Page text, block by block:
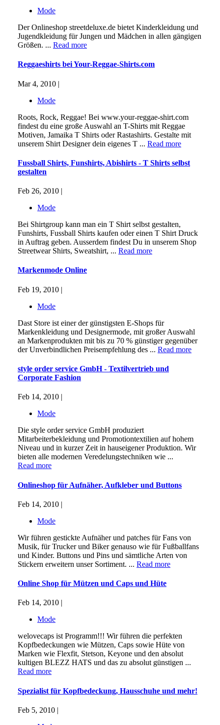
Mode
Der Onlineshop streetdeluxe.de bietet Kinderkleidung und
Jugendkleidung für Jungen und Mädchen in allen gängigen
Größen. ... Read more
Reggaeshirts bei Your-Reggae-Shirts.com
Mar 4, 2010 |
Mode
Roots, Rock, Reggae! Bei www.your-reggae-shirt.com
findest du eine große Auswahl an T-Shirts mit Reggae
Motiven, Jamaika T Shirts oder Rastashirts. Gestalte mit
unserem Shirt Designer dein eigenes T ... Read more
Fussball Shirts, Funshirts, Abishirts - T Shirts selbst
gestalten
Feb 26, 2010 |
Mode
Bei Shirtgroup kann man ein T Shirt selbst gestalten,
Funshirts, Fussball Shirts kaufen oder einen T Shirt Druck
in Auftrag geben. Ausserdem findest Du in unserem Shop
Streetwear Shirts, Sweatshirt, ... Read more
Markenmode Online
Feb 19, 2010 |
Mode
Dast Store ist einer der günstigsten E-Shops für
Markenkleidung und Designermode, mit großer Auswahl
an Markenprodukten mit bis zu 70 % günstiger gegenüber
der Unverbindlichen Preisempfehlung des ... Read more
style order service GmbH - Textilvertrieb und
Corporate Fashion
Feb 14, 2010 |
Mode
Die style order service GmbH produziert
Mitarbeiterbekleidung und Promotiontextilien auf hohem
Niveau und in kurzer Zeit in hauseigener Produktion. Wir
bieten alle modernen Veredelungstechniken wie ...
Read more
Onlineshop für Aufnäher, Aufkleber und Buttons
Feb 14, 2010 |
Mode
Wir führen gestickte Aufnäher und patches für Fans von
Musik, für Trucker und Biker genauso wie für Fußballfans
und Kinder. Buttons und Pins und sämtliche Arten von
Stickern erweitern unser Sortiment. ... Read more
Online Shop für Mützen und Caps und Hüte
Feb 14, 2010 |
Mode
welovecaps ist Programm!!! Wir führen die perfekten
Kopfbedeckungen wie Mützen, Caps sowie Hüte von
Marken wie Flexfit, Stetson, Keyone und den absolut
kultigen BLEZZ HATS und das zu absolut günstigen ...
Read more
Spezialist für Kopfbedeckung, Hausschuhe und mehr!
Feb 5, 2010 |